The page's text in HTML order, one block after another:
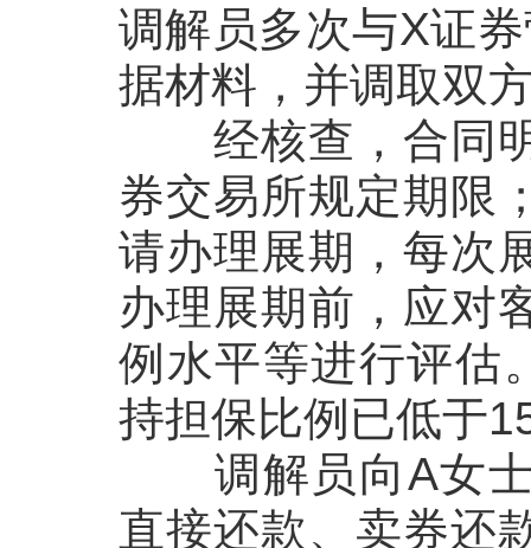
调解员多次与X证
据材料，并调取双
经核查，合同
券交易所规定期限
请办理展期，每次
办理展期前，应对
例水平等进行评估
持担保比例已低于
调解员向A女
直接还款、卖券还